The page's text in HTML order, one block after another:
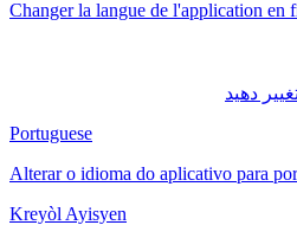
Changer la langue de l'application en
Portuguese
Alterar o idioma do aplicativo para
Kreyòl Ayisyen